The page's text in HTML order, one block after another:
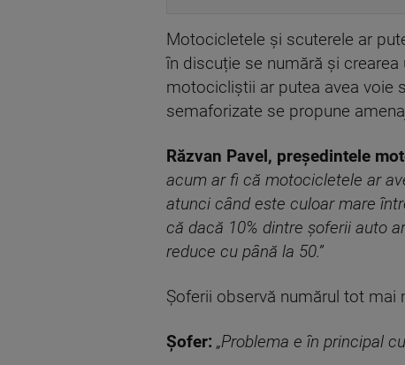
Motocicletele și scuterele ar
în discuție se numără și
motocicliștii ar putea avea voie
semaforizate se propune
Răzvan Pavel, președintele
acum ar fi că motocicletele ar
atunci când este culoar mare
că dacă 10% dintre șoferii auto
reduce cu până la 50.”
Șoferii observă numărul tot
Șofer: „Problema e în principal